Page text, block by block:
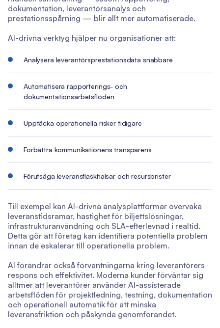
dokumentation, leverantörsanalys och
prestationsspårning — blir allt mer automatiserade.
AI-drivna verktyg hjälper nu organisationer att:
Analysera leverantörsprestationsdata snabbare
Automatisera rapporterings- och
dokumentationsarbetsflöden
Upptäcka operationella risker tidigare
Förbättra kommunikationens transparens
Förutsäga leveransflaskhalsar och resursbrister
Till exempel kan AI-drivna analysplattformar övervaka
leveranstidsramar, hastighet för biljettslösningar,
infrastrukturanvändning och SLA-efterlevnad i realtid.
Detta gör att företag kan identifiera potentiella problem
innan de eskalerar till operationella problem.
AI förändrar också förväntningarna kring leverantörers
respons och effektivitet. Moderna kunder förväntar sig
alltmer att leverantörer använder AI-assisterade
arbetsflöden för projektledning, testning, dokumentation
och operationell automatik för att minska
leveransfriktion och påskynda genomförandet.